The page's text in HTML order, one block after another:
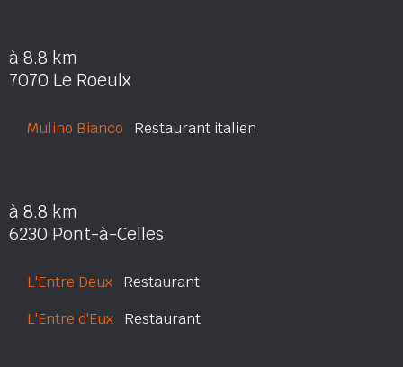
à 8.8 km
7070 Le Roeulx
Mulino Bianco Restaurant italien
à 8.8 km
6230 Pont-à-Celles
L'Entre Deux Restaurant
L'Entre d'Eux Restaurant